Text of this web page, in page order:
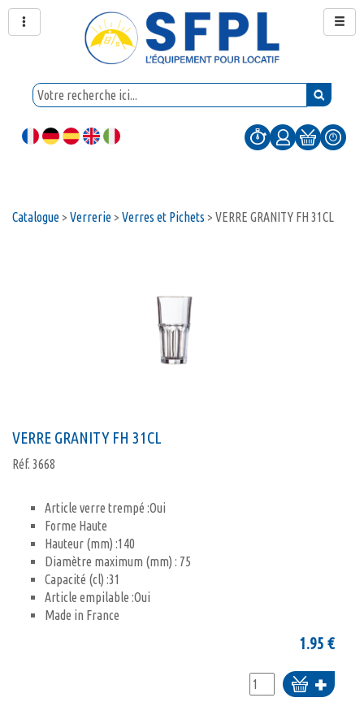
Catalogue> Verrerie> Verres et Pichets > VERRE GRANITY FH 31CL
VERRE GRANITY FH 31CL
Réf. 3668
Article verre trempé :Oui
Forme Haute
Hauteur (mm) :140
Diamètre maximum (mm) : 75
Capacité (cl) :31
Article empilable :Oui
Made in France
1.95 €
Ajouter
au